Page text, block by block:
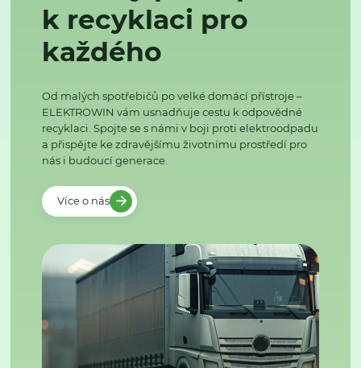
k recyklaci pro
každého
Od malých spotřebičů po velké domácí přístroje –
ELEKTROWIN vám usnadňuje cestu k odpovědné
recyklaci. Spojte se s námi v boji proti elektroodpadu
a přispějte ke zdravějšímu životnímu prostředí pro
nás i budoucí generace.
Více o nás